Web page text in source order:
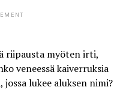
riipausta myöten irti,
veneessä kaiverruksia
lukee aluksen nimi?